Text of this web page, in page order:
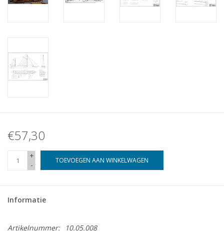
€57,30
+
-
TOEVOEGEN AAN WINKELWAGEN
Informatie
Artikelnummer: 10.05.008